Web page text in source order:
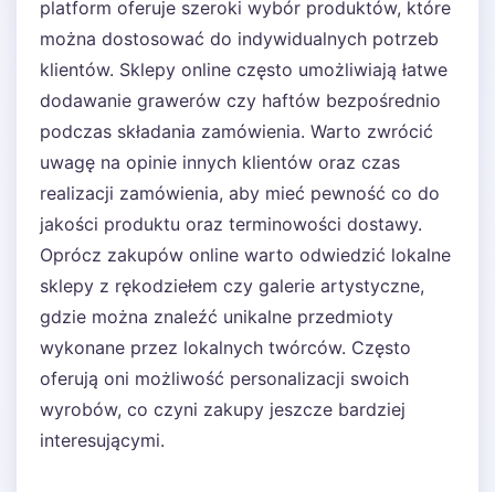
platform oferuje szeroki wybór produktów, które
można dostosować do indywidualnych potrzeb
klientów. Sklepy online często umożliwiają łatwe
dodawanie grawerów czy haftów bezpośrednio
podczas składania zamówienia. Warto zwrócić
uwagę na opinie innych klientów oraz czas
realizacji zamówienia, aby mieć pewność co do
jakości produktu oraz terminowości dostawy.
Oprócz zakupów online warto odwiedzić lokalne
sklepy z rękodziełem czy galerie artystyczne,
gdzie można znaleźć unikalne przedmioty
wykonane przez lokalnych twórców. Często
oferują oni możliwość personalizacji swoich
wyrobów, co czyni zakupy jeszcze bardziej
interesującymi.